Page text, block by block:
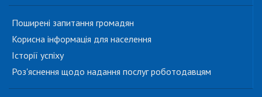
Поширені запитання громадян
Корисна інформація для населення
Історії успіху
Роз'яснення щодо надання послуг роботодавцям